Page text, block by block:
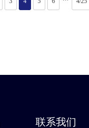
联系我们